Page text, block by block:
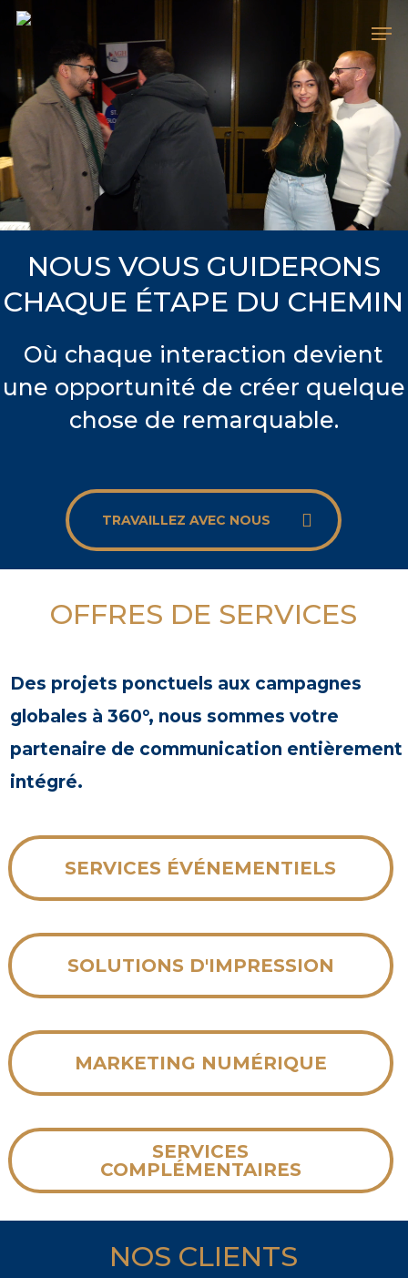
Skip
main
content
NOUS VOUS GUIDERONS
CHAQUE ÉTAPE DU CHEMIN
Où chaque interaction devient
une opportunité de créer quelque
chose de remarquable.
TRAVAILLEZ AVEC NOUS
OFFRES DE SERVICES
Des projets ponctuels aux campagnes
globales à 360°, nous sommes votre
partenaire de communication entièrement
intégré.
SERVICES ÉVÉNEMENTIELS
SOLUTIONS D'IMPRESSION
MARKETING NUMÉRIQUE
SERVICES
COMPLÉMENTAIRES
NOS CLIENTS